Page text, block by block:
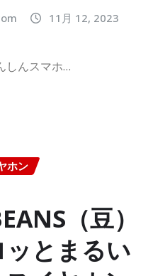
11月 12, 2023
しんスマホ…
ホン
（豆）
とまるい